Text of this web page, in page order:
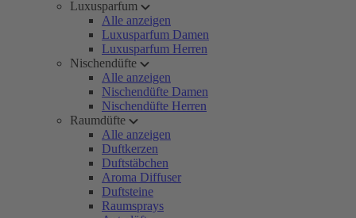
Luxusparfum
Alle anzeigen
Luxusparfum Damen
Luxusparfum Herren
Nischendüfte
Alle anzeigen
Nischendüfte Damen
Nischendüfte Herren
Raumdüfte
Alle anzeigen
Duftkerzen
Duftstäbchen
Aroma Diffuser
Duftsteine
Raumsprays